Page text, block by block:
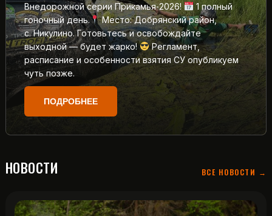
Внедорожной серии Прикамья‑2026!
1 полный
гоночный день.
Место: Добрянский район,
с. Никулино. Готовьтесь и освобождайте
выходной — будет жарко!
Регламент,
расписание и особенности взятия СУ опубликуем
чуть позже.
ПОДРОБНЕЕ
НОВОСТИ ВСЕ НОВОСТИ →